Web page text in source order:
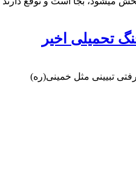
تحمیلی اخیر
تبیینی مثل خمینی(ره)